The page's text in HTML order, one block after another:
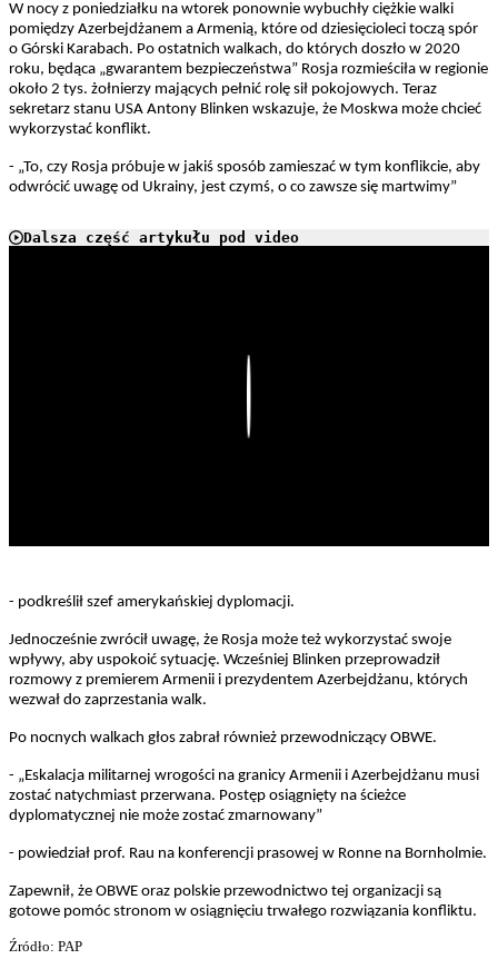
W nocy z poniedziałku na wtorek ponownie wybuchły ciężkie walki
pomiędzy Azerbejdżanem a Armenią, które od dziesięcioleci toczą spór
o Górski Karabach. Po ostatnich walkach, do których doszło w 2020
roku, będąca „gwarantem bezpieczeństwa” Rosja rozmieściła w regionie
około 2 tys. żołnierzy mających pełnić rolę sił pokojowych. Teraz
sekretarz stanu USA Antony Blinken wskazuje, że Moskwa może chcieć
wykorzystać konflikt.
- „To, czy Rosja próbuje w jakiś sposób zamieszać w tym konflikcie, aby
odwrócić uwagę od Ukrainy, jest czymś, o co zawsze się martwimy”
Dalsza część artykułu pod video
- podkreślił szef amerykańskiej dyplomacji.
Jednocześnie zwrócił uwagę, że Rosja może też wykorzystać swoje
wpływy, aby uspokoić sytuację. Wcześniej Blinken przeprowadził
rozmowy z premierem Armenii i prezydentem Azerbejdżanu, których
wezwał do zaprzestania walk.
Po nocnych walkach głos zabrał również przewodniczący OBWE.
- „Eskalacja militarnej wrogości na granicy Armenii i Azerbejdżanu musi
zostać natychmiast przerwana. Postęp osiągnięty na ścieżce
dyplomatycznej nie może zostać zmarnowany”
- powiedział prof. Rau na konferencji prasowej w Ronne na Bornholmie.
Zapewnił, że OBWE oraz polskie przewodnictwo tej organizacji są
gotowe pomóc stronom w osiągnięciu trwałego rozwiązania konfliktu.
Źródło: PAP